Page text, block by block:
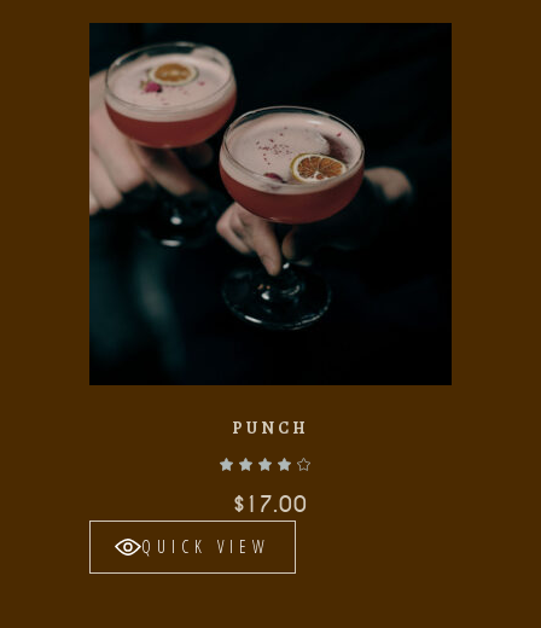
Add to wishlist
PUNCH
$17.00
QUICK VIEW